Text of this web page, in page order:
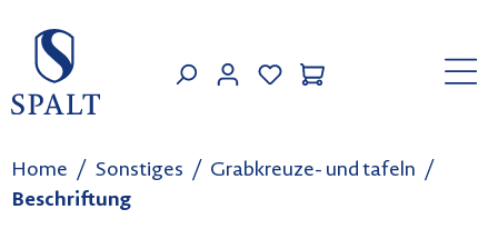
Zum Hauptinhalt springen
MEIN KONTO
Home Sonstiges
Grabkreuze- und tafeln
Beschriftung